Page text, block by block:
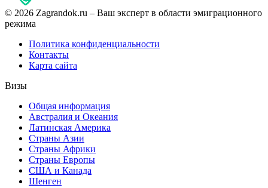
© 2026 Zagrandok.ru – Ваш эксперт в области эмиграционного
режима
Политика конфиденциальности
Контакты
Карта сайта
Визы
Общая информация
Австралия и Океания
Латинская Америка
Страны Азии
Страны Африки
Страны Европы
США и Канада
Шенген